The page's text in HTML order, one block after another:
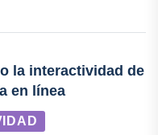
la interactividad de
en línea